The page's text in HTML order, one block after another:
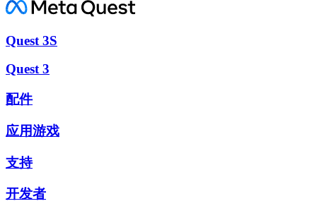
Quest 3S
Quest 3
配件
应用游戏
支持
开发者